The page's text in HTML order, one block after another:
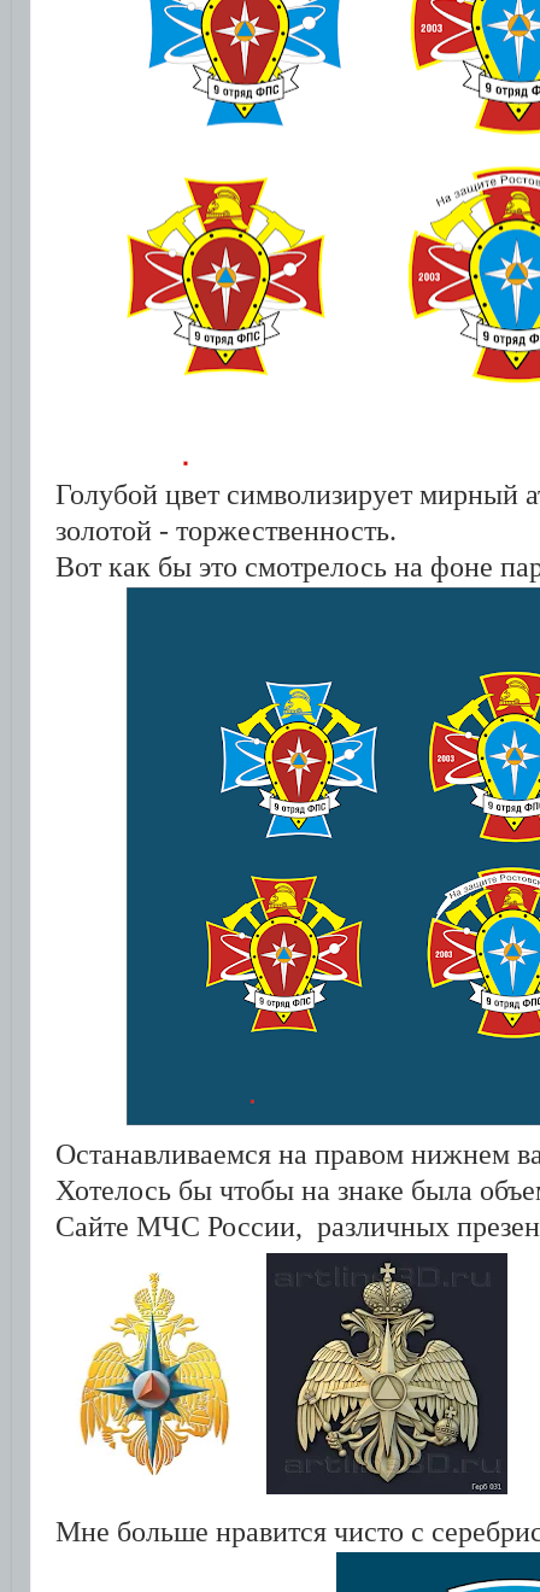
Голубой цвет символизирует мирный
золотой - торжественность.
Вот как бы это смотрелось на фоне
Останавливаемся на правом нижнем
Хотелось бы чтобы на знаке была
Сайте МЧС России, различных
Мне больше нравится чисто с